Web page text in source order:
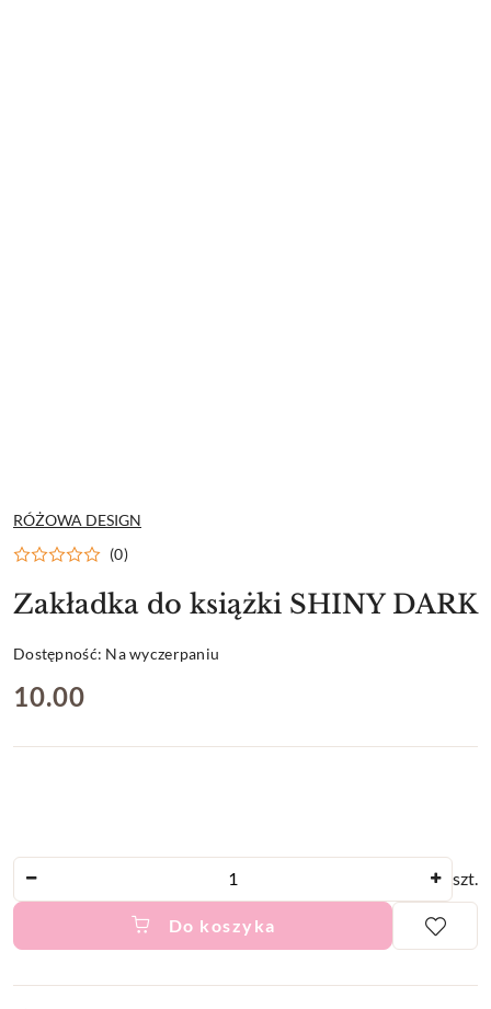
NAZWA
PRODUCENTA:
RÓŻOWA DESIGN
(0)
Zakładka do książki SHINY DARK
Dostępność: Na wyczerpaniu
cena:
10.00
szt.
Do koszyka